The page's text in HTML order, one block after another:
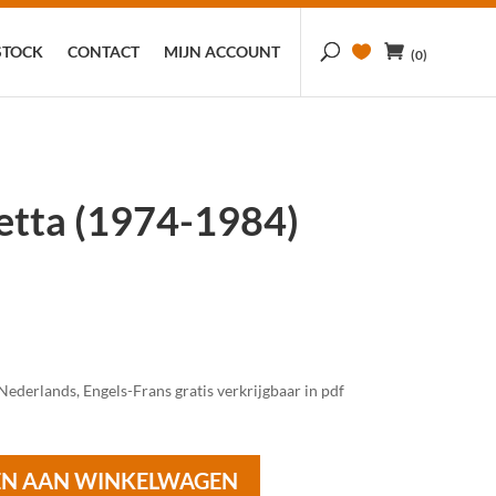
CONTACT MIJN ACCOUNT (0)
(1974-1984)
Engels-Frans gratis verkrijgbaar in pdf
AAN WINKELWAGEN